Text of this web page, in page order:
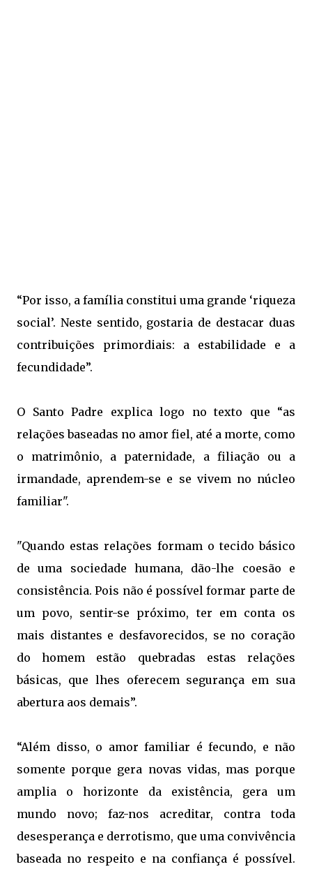
“Por isso, a família constitui uma grande ‘riqueza
social’. Neste sentido, gostaria de destacar duas
contribuições primordiais: a estabilidade e a
fecundidade”.
O Santo Padre explica logo no texto que “as
relações baseadas no amor fiel, até a morte, como
o matrimônio, a paternidade, a filiação ou a
irmandade, aprendem-se e se vivem no núcleo
familiar".
"Quando estas relações formam o tecido básico
de uma sociedade humana, dão-lhe coesão e
consistência. Pois não é possível formar parte de
um povo, sentir-se próximo, ter em conta os
mais distantes e desfavorecidos, se no coração
do homem estão quebradas estas relações
básicas, que lhes oferecem segurança em sua
abertura aos demais”.
“Além disso, o amor familiar é fecundo, e não
somente porque gera novas vidas, mas porque
amplia o horizonte da existência, gera um
mundo novo; faz-nos acreditar, contra toda
desesperança e derrotismo, que uma convivência
baseada no respeito e na confiança é possível.